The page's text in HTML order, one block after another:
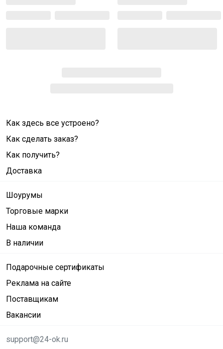
Как здесь все устроено?
Как сделать заказ?
Как получить?
Доставка
Шоурумы
Торговые марки
Наша команда
В наличии
Подарочные сертификаты
Реклама на сайте
Поставщикам
Вакансии
support@24-ok.ru